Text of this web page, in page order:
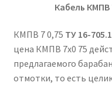
Кабель КМПВ
КМПВ 7 0,75 ТУ 16-
цена КМПВ 7х0 75
предлагаемого
отмотки, то есть